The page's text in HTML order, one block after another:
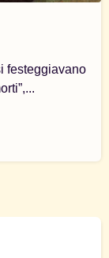
festeggiavano